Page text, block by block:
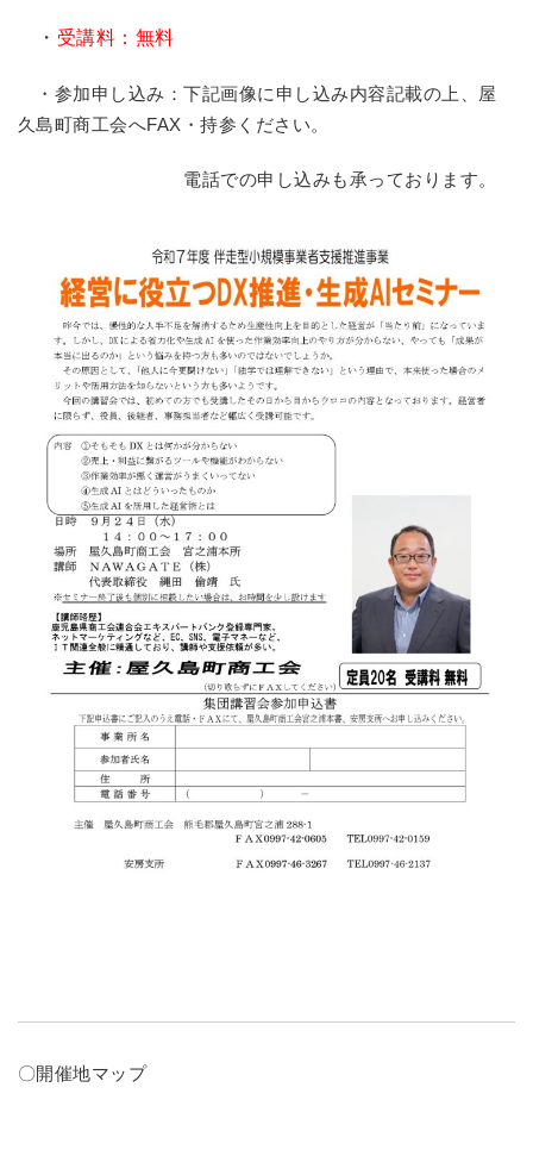
・ 受講料：無料
・参加申し込み：下記画像に申し込み内容記載の上、屋
久島町商工会へFAX・持参ください。
電話での申し込みも承っております。
〇開催地マップ